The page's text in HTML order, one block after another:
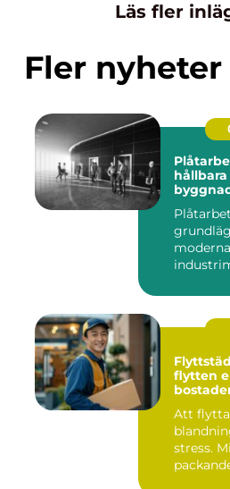
Läs fler
Fler nyheter
hållbara
Flyttstäd
flytten
Att
stress.